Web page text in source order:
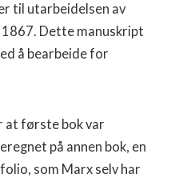
til utarbeidelsen av
Dette manuskript
å bearbeide for
at første bok var
på annen bok, en
som Marx selv har